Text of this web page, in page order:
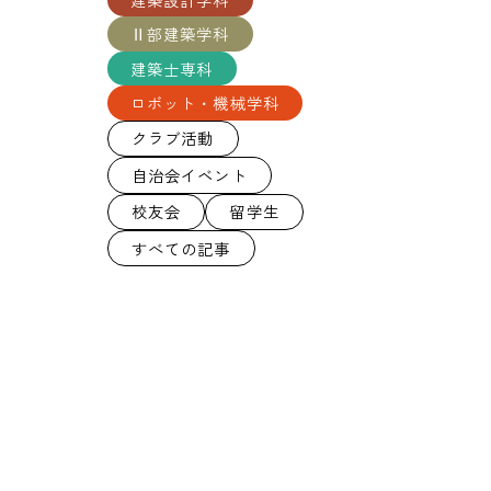
Ⅱ部建築学科
建築士専科
ロボット・機械学科
クラブ活動
自治会イベント
校友会
留学生
すべての記事